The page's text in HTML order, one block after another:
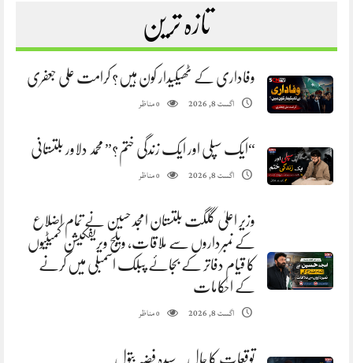
تازہ ترین
وفاداری کے ٹھیکیدار کون ہیں؟ کرامت علی جعفری
اگست 8, 2026 0مناظر
“ایک سپلی اور ایک زندگی ختم؟” محمد دلاور بلتستانی
اگست 8, 2026 0مناظر
وزیر اعلیٰ گلگت بلتستان امجد حسین نے تمام اضلاع
کے نمبرداروں سے ملاقات، ویلج ویریفکیشن کمیٹیوں
کا قیام دفاتر کے بجائے پبلک اسمبلی میں کرنے
کے احکامات
اگست 8, 2026 0مناظر
توقعات کا جال. سیدہ فضہ بتول